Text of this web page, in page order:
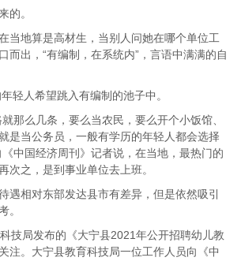
的。
当地算是高材生，当别人问她在哪个单位工
而出，“有编制，在系统内”，言语中满满的自
轻人希望跳入有编制的池子中。
那么几条，要么当农民，要么开个小饭馆、
是当公务员，一般有学历的年轻人都会选择
中国经济周刊》记者说，在当地，最热门的
次之，是到事业单位去上班。
遇相对东部发达县市有差异，但是依然吸引
。
技局发布的《大宁县2021年公开招聘幼儿教
注。大宁县教育科技局一位工作人员向《中